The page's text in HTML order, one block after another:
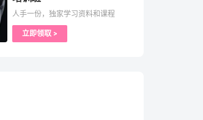
人手一份，独家学习资料和课程
立即领取 >